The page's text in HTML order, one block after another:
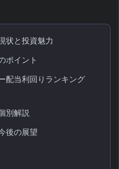
状と投資魅力
ポイント
配当利回りランキング
別解説
後の展望